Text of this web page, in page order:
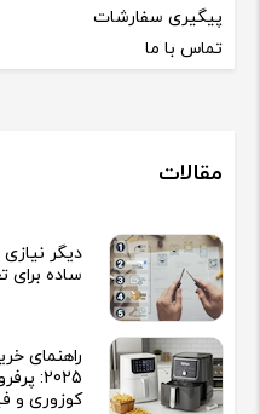
پیگیری سفارشات
تماس با ما
مقالات
ساده برای
راهنمای
2025:
کوزوری و